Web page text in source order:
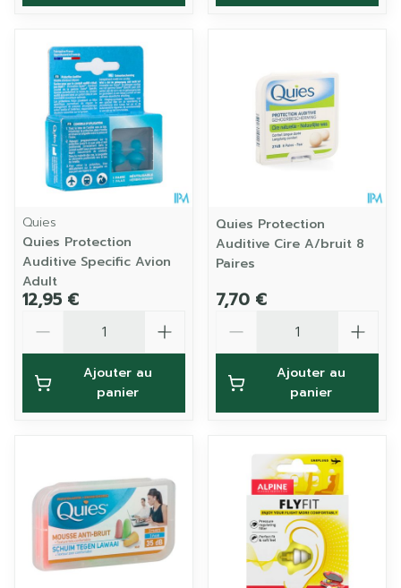
Quies
Quies Protection
Auditive Specific Avion
Adult
12,95 €
Ajouter au
panier
Quies Protection
Auditive Cire A/bruit 8
Paires
7,70 €
Ajouter au
panier